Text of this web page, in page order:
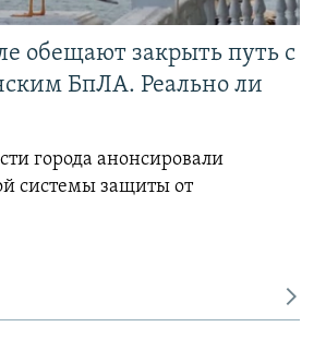
обещают закрыть путь с
БпЛА. Реально ли
города анонсировали
системы защиты от